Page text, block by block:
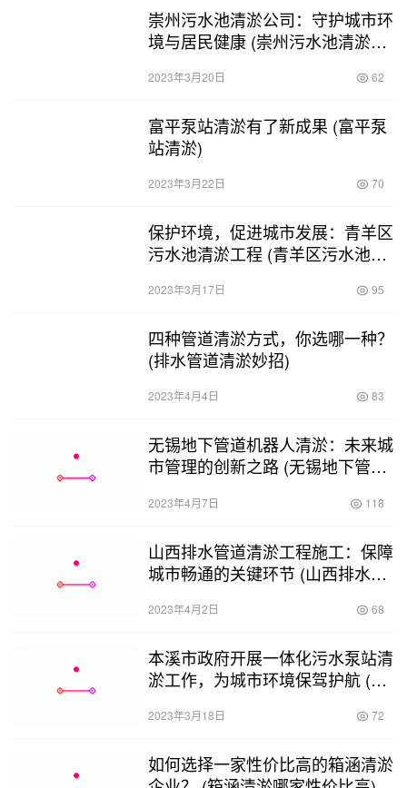
崇州污水池清淤公司：守护城市环
境与居民健康 (崇州污水池清淤公
2023年3月20日 62
富平泵站清淤有了新成果 (富平泵
站清淤)
2023年3月22日 70
保护环境，促进城市发展：青羊区
污水池清淤工程 (青羊区污水池清
2023年3月17日 95
四种管道清淤方式，你选哪一种？
(排水管道清淤妙招)
2023年4月4日 83
无锡地下管道机器人清淤：未来城
市管理的创新之路 (无锡地下管道
2023年4月7日 118
山西排水管道清淤工程施工：保障
城市畅通的关键环节 (山西排水管
2023年4月2日 68
本溪市政府开展一体化污水泵站清
淤工作，为城市环境保驾护航 (本
2023年3月18日 72
如何选择一家性价比高的箱涵清淤